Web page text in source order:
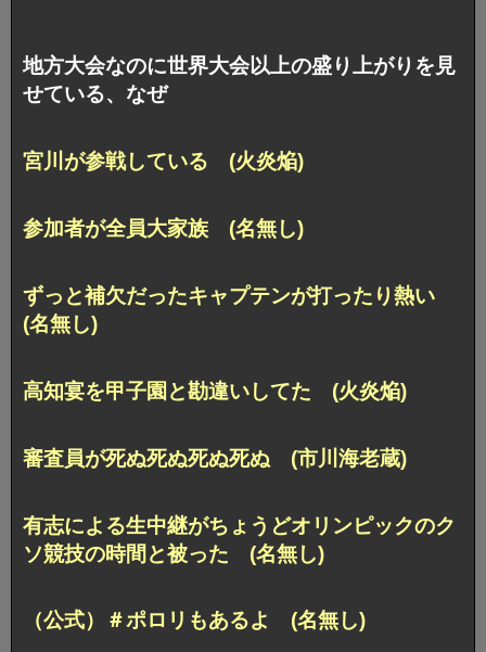
地方大会なのに世界大会以上の盛り上がりを見
せている、なぜ
宮川が参戦している (火炎焔)
参加者が全員大家族 (名無し)
ずっと補欠だったキャプテンが打ったり熱い
(名無し)
高知宴を甲子園と勘違いしてた (火炎焔)
審査員が死ぬ死ぬ死ぬ死ぬ (市川海老蔵)
有志による生中継がちょうどオリンピックのク
ソ競技の時間と被った (名無し)
（公式）＃ポロリもあるよ (名無し)